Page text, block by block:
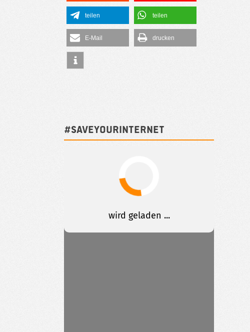
teilen teilen
E-Mail drucken
#SAVEYOURINTERNET